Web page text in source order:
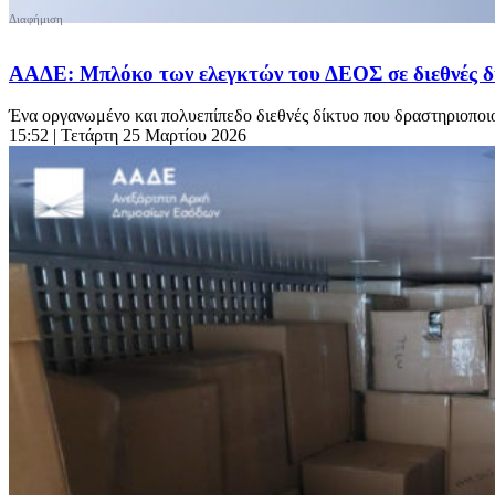
ΑΑΔΕ: Μπλόκο των ελεγκτών του ΔΕΟΣ σε διεθνές
Ένα οργανωμένο και πολυεπίπεδο διεθνές δίκτυο που
15:52 | Τετάρτη 25 Μαρτίου 2026